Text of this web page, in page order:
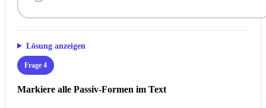
Lösung anzeigen
Frage 4
Markiere alle Passiv-Formen im Text